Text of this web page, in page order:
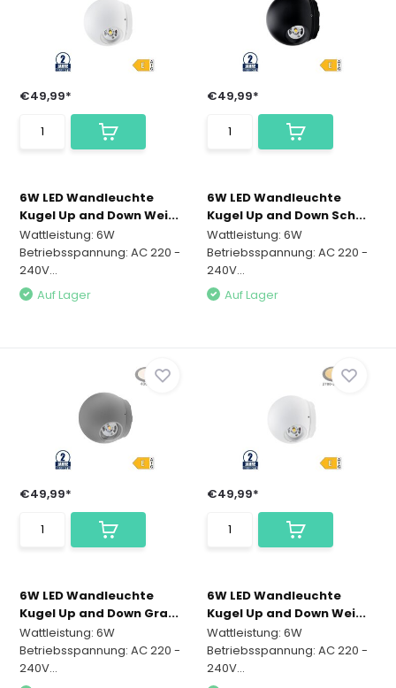
€49,99*
6W LED Wandleuchte
Kugel Up and Down Wei...
Wattleistung: 6W
Betriebsspannung: AC 220 -
240V...
Auf Lager
€49,99*
6W LED Wandleuchte
Kugel Up and Down Sch...
Wattleistung: 6W
Betriebsspannung: AC 220 -
240V...
Auf Lager
€49,99*
6W LED Wandleuchte
Kugel Up and Down Gra...
Wattleistung: 6W
Betriebsspannung: AC 220 -
240V...
€49,99*
6W LED Wandleuchte
Kugel Up and Down Wei...
Wattleistung: 6W
Betriebsspannung: AC 220 -
240V...